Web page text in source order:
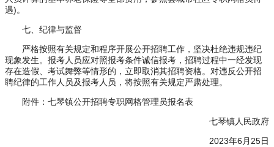
遇)。
七、纪律与监督
严格按照有关规定和程序开展公开招聘工作，坚决杜绝违规违纪
现象发生。报考人员应对照报考条件诚信报考，招聘过程中一经发现
存在造假、考试舞弊等情形的，立即取消其招聘资格。对违反公开招
聘纪律的工作人员及报考人员，将按照有关规定严肃处理。
附件：七琴镇公开招聘专职网格管理员报名表
七琴镇人民政府
2023年6月25日